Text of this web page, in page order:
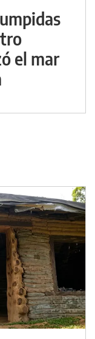
el mar